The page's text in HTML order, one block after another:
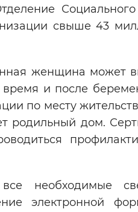
свыше 43
женщина может
и после
по месту
родильный дом.
необходимые
электронной